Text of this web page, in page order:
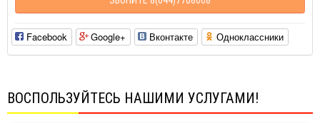
Facebook Google+ Вконтакте Одноклассники
ВОСПОЛЬЗУЙТЕСЬ НАШИМИ УСЛУГАМИ!